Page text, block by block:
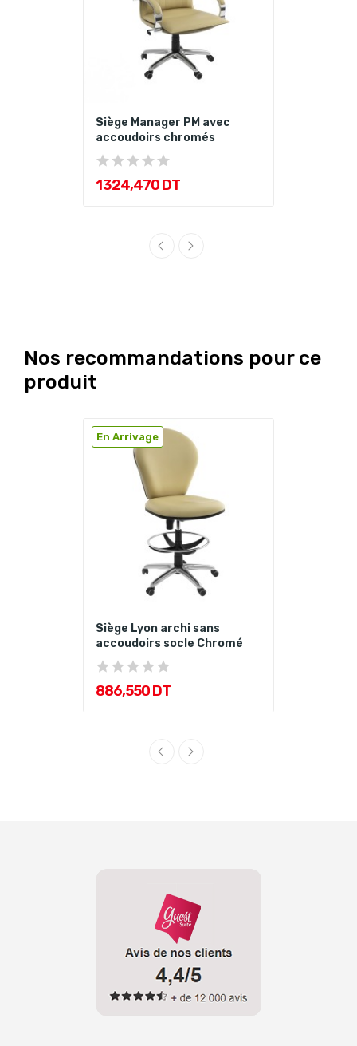
Siège Manager PM avec
accoudoirs chromés
1 324,470 DT
Nos recommandations pour ce
produit
En Arrivage
Siège Lyon archi sans
accoudoirs socle Chromé
886,550 DT